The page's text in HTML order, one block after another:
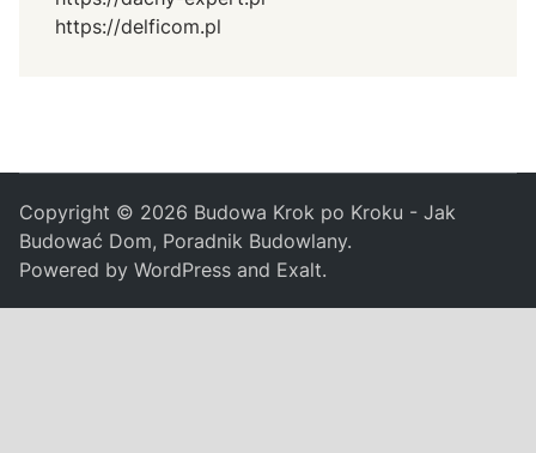
https://delficom.pl
Copyright © 2026 Budowa Krok po Kroku - Jak
Budować Dom, Poradnik Budowlany.
Powered byWordPress and Exalt.